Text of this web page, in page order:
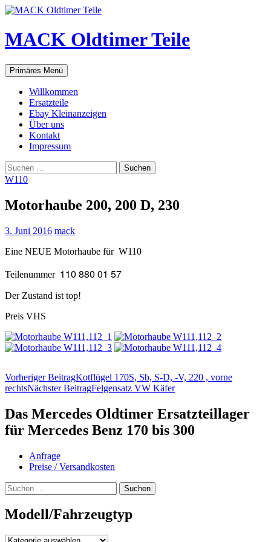
Zum
springen
MACK Oldtimer Teile
Suchen
Primäres Menü
Willkommen
Ersatzteile
Ebay Kleinanzeigen
Über uns
Kontakt
Impressum
Suchen
nach:
W110
Motorhaube 200, 200 D, 230
3. Juni 2016 mack
Eine NEUE Motorhaube für W110
Teilenummer 110 880 01 57
Der Zustand ist top!
Preis VHS
Beitragsnavigation
Vorheriger BeitragKotflügel 170S, Sb, S-D, -V, 220 , vorne
rechtsNächster BeitragFelgensatz VW Käfer
Das Mercedes Oldtimer Ersatzteillager
für Mercedes Benz 170 bis 300
Anfrage
Preise / Versandkosten
Suchen
nach:
Modell/Fahrzeugtyp
Modell/Fahrzeugtyp